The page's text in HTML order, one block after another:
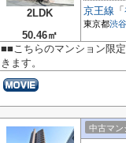
2LDK
50.46㎡
京王線 「
東京都渋
■■こちらのマンション限
きます。
中古マン